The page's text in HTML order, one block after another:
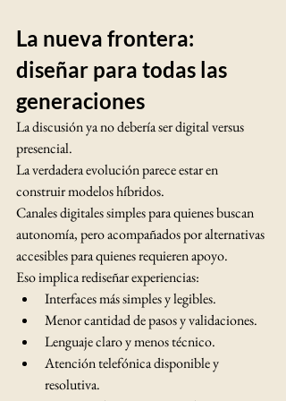
La nueva frontera:
diseñar para todas las
generaciones
La discusión ya no debería ser digital versus
presencial.
La verdadera evolución parece estar en
construir modelos híbridos.
Canales digitales simples para quienes buscan
autonomía, pero acompañados por alternativas
accesibles para quienes requieren apoyo.
Eso implica rediseñar experiencias:
Interfaces más simples y legibles.
Menor cantidad de pasos y validaciones.
Lenguaje claro y menos técnico.
Atención telefónica disponible y
resolutiva.